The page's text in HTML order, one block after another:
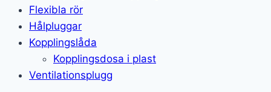
Flexibla rör
Hålpluggar
Kopplingslåda
Kopplingsdosa i plast
Ventilationsplugg